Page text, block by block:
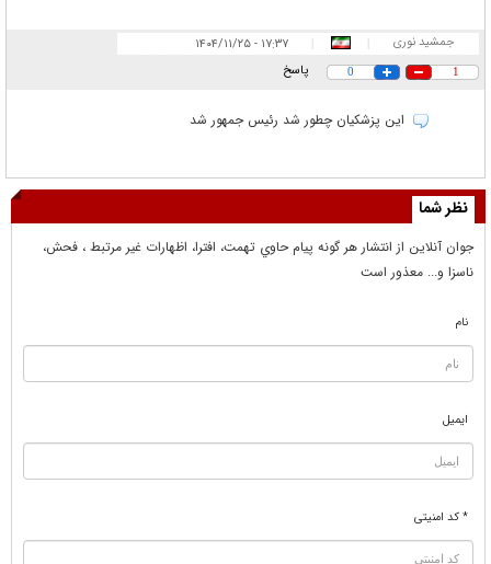
جمشید نوری ۱۷:۳۷ - ۱۴۰۴/۱۱/۲۵
1
0 پاسخ
این پزشکیان چطور شد رئیس جمهور شد
نظر شما
جوان آنلاين از انتشار هر گونه پيام حاوي تهمت، افترا، اظهارات غير مرتبط ، فحش،
ناسزا و... معذور است
نام
ایمیل
* کد امنیتی